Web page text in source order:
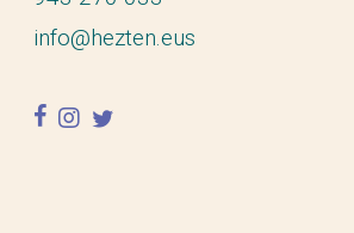
info@hezten.eus
facebook
instagram
twitter